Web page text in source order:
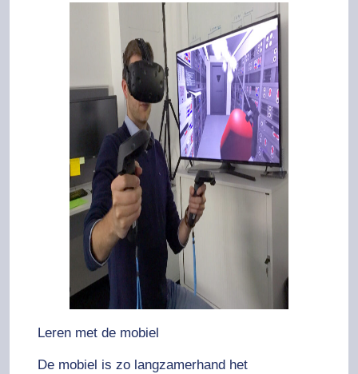
Leren met de mobiel
De mobiel is zo langzamerhand het